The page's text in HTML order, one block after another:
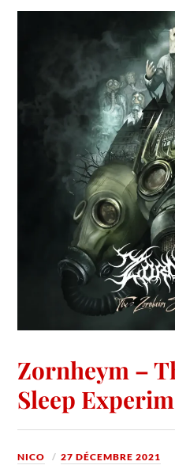
Zornheym –
Sleep
NICO 27 DÉCEMBRE 2021